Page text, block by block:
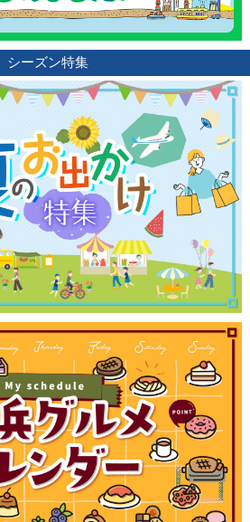
シーズン特集